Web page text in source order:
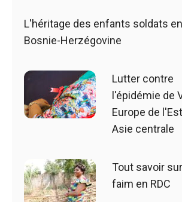
L'héritage des enfants soldats en
Bosnie-Herzégovine
Lutter contre
l'épidémie de
Europe de
Asie centrale
Tout savoir
faim en RDC